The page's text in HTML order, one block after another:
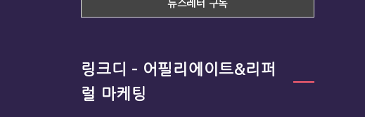
링크디 – 어필리에이트&리퍼
럴 마케팅